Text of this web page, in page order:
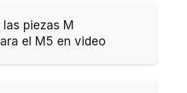
piezas M
el M5 en video